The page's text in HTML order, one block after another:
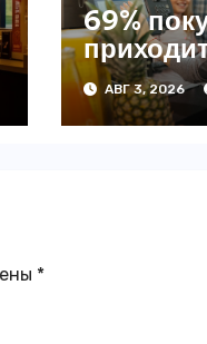
69%
офлайн
АВГ 3, 2026
*